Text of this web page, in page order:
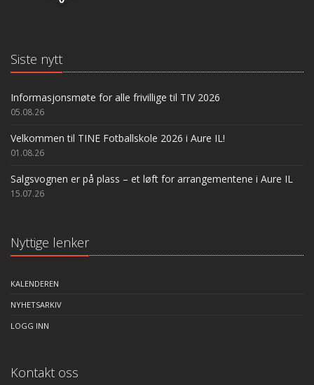
Siste nytt
Informasjonsmøte for alle frivillige til TIV 2026
05.08.26
Velkommen til TINE Fotballskole 2026 i Aure IL!
01.08.26
Salgsvognen er på plass – et løft for arrangementene i Aure IL
15.07.26
Nyttige lenker
KALENDEREN
NYHETSARKIV
LOGG INN
Kontakt oss